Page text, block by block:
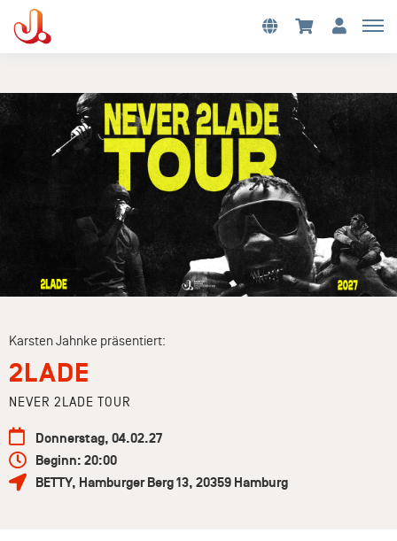
Karsten Jahnke präsentiert:
2LADE
NEVER 2LADE TOUR
Donnerstag, 04.02.27
Beginn: 20:00
BETTY, Hamburger Berg 13, 20359 Hamburg